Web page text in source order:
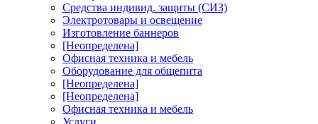
Средства индивид. защиты (СИЗ)
Электротовары и освещение
Изготовление баннеров
[Неопределена]
Офисная техника и мебель
Оборудование для общепита
[Неопределена]
[Неопределена]
Офисная техника и мебель
Услуги